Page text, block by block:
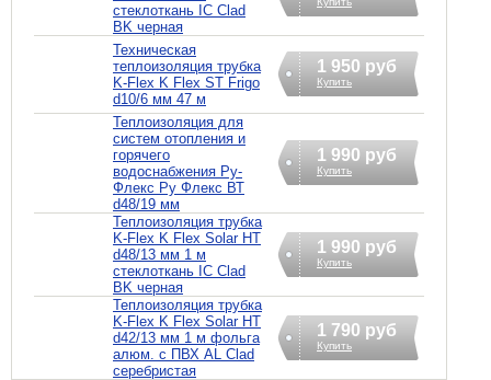
стеклоткань IC Clad
BK черная
Техническая
теплоизоляция трубка
K-Flex K Flex ST Frigo
d10/6 мм 47 м
1 950 руб
Купить
Теплоизоляция для
систем отопления и
горячего
водоснабжения Ру-
Флекс Ру Флекс ВТ
d48/19 мм
1 990 руб
Купить
Теплоизоляция трубка
K-Flex K Flex Solar HT
d48/13 мм 1 м
стеклоткань IC Clad
BK черная
1 990 руб
Купить
Теплоизоляция трубка
K-Flex K Flex Solar HT
d42/13 мм 1 м фольга
алюм. с ПВХ AL Clad
серебристая
1 790 руб
Купить